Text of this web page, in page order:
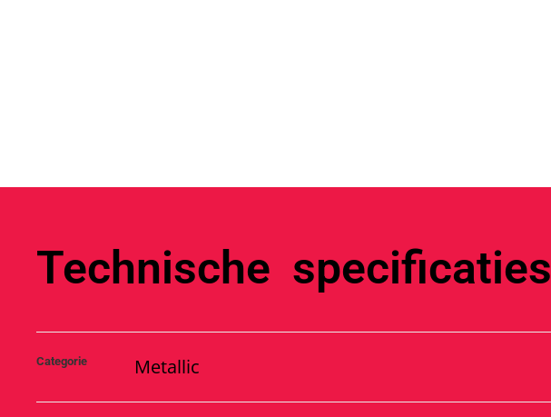
Technische specificaties
Categorie Metallic